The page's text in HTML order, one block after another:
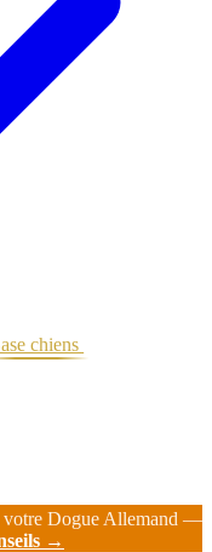
chiens
votre Dogue Allemand —
→